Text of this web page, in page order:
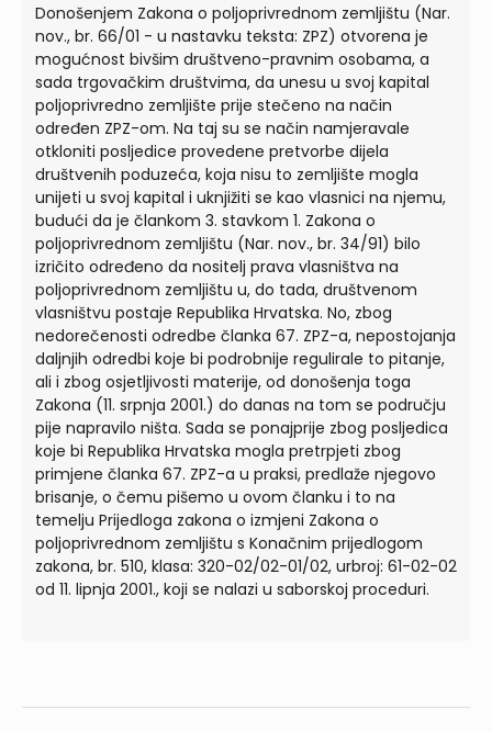
Donošenjem Zakona o poljoprivrednom zemljištu (Nar.
nov., br. 66/01 - u nastavku teksta: ZPZ) otvorena je
mogućnost bivšim društveno-pravnim osobama, a
sada trgovačkim društvima, da unesu u svoj kapital
poljoprivredno zemljište prije stečeno na način
određen ZPZ-om. Na taj su se način namjeravale
otkloniti posljedice provedene pretvorbe dijela
društvenih poduzeća, koja nisu to zemljište mogla
unijeti u svoj kapital i uknjižiti se kao vlasnici na njemu,
budući da je člankom 3. stavkom 1. Zakona o
poljoprivrednom zemljištu (Nar. nov., br. 34/91) bilo
izričito određeno da nositelj prava vlasništva na
poljoprivrednom zemljištu u, do tada, društvenom
vlasništvu postaje Republika Hrvatska. No, zbog
nedorečenosti odredbe članka 67. ZPZ-a, nepostojanja
daljnjih odredbi koje bi podrobnije regulirale to pitanje,
ali i zbog osjetljivosti materije, od donošenja toga
Zakona (11. srpnja 2001.) do danas na tom se području
pije napravilo ništa. Sada se ponajprije zbog posljedica
koje bi Republika Hrvatska mogla pretrpjeti zbog
primjene članka 67. ZPZ-a u praksi, predlaže njegovo
brisanje, o čemu pišemo u ovom članku i to na
temelju Prijedloga zakona o izmjeni Zakona o
poljoprivrednom zemljištu s Konačnim prijedlogom
zakona, br. 510, klasa: 320-02/02-01/02, urbroj: 61-02-02
od 11. lipnja 2001., koji se nalazi u saborskoj proceduri.